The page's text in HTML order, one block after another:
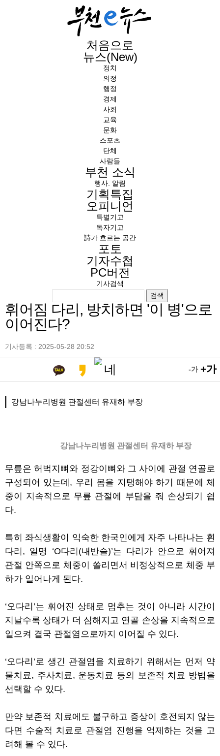
처음으로
뉴스(New)
정치
의정
행정
경제
사회
교육
문화
스포츠
단체
사람들
부천 소식
행사. 알림
기획특집
오피니언
특별기고
독자기고
詩가 흐르는 공간
포토
기자수첩
PC버전
기사검색
검색
휘어짐 다리, 방치하면 '이 병'으로
이어진다?
기사등록 : 2025-05-28 20:52
-가 +가
강남나누리병원 관절센터 유재하 부장
강남나누리병원 관절센터 유재하 부장
무릎은 허벅지뼈와 정강이뼈와 그 사이에 관절 연골로
구성되어 있는데, 우리 몸을 지탱해야 하기 때문에 체
중이 지속적으로 무릎 관절에 부담을 줘 손상되기 쉽
다.
특히 좌식생활이 익숙한 한국인에게 자주 나타나는 휜
다리, 일명 ‘O다리(내반슬)’는 다리가 안으로 휘어져
관절 안쪽으로 체중이 쏠리면서 비정상적으로 체중 부
하가 일어나게 된다.
‘오다리’는 휘어진 상태로 멈추는 것이 아니라 시간이
지날수록 상태가 더 심해지고 연골 손상을 지속적으로
일으켜 결국 관절염으로까지 이어질 수 있다.
‘오다리’로 생긴 관절염을 치료하기 위해서는 먼저 약
물치료, 주사치료, 운동치료 등의 보존적 치료 방법을
선택할 수 있다.
만약 보존적 치료에도 불구하고 증상이 호전되지 않는
다면 수술적 치료로 관절염 진행을 억제하는 것을 고
려해 볼 수 있다.